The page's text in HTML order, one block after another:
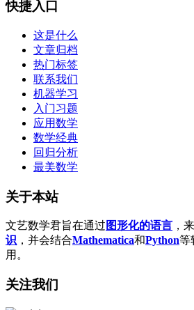
快捷入口
这是什么
文章归档
热门标签
联系我们
机器学习
入门习题
应用数学
数学经典
回归分析
最美数学
关于本站
文艺数学君旨在通过 图形化的语言 ，
识 ，并会结合Mathematica和Python等
用。
关注我们